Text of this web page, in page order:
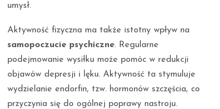
umysł.
Aktywność fizyczna ma także istotny wpływ na
samopoczucie psychiczne. Regularne
podejmowanie wysiłku może pomóc w redukcji
objawów depresji i lęku. Aktywność ta stymuluje
wydzielanie endorfin, tzw. hormonów szczęścia, co
przyczynia się do ogólnej poprawy nastroju.